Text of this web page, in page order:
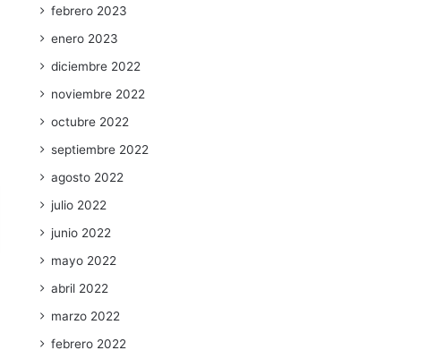
febrero 2023
enero 2023
diciembre 2022
noviembre 2022
octubre 2022
septiembre 2022
agosto 2022
julio 2022
junio 2022
mayo 2022
abril 2022
marzo 2022
febrero 2022